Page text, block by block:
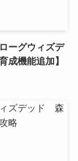
ーグウィズデ
成機能追加】